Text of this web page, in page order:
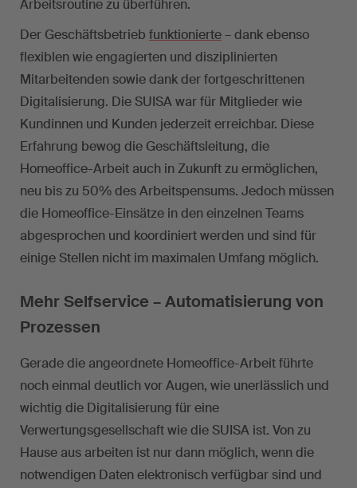
Arbeitsroutine zu überführen.
Der Geschäftsbetrieb funktionierte– dank ebenso
flexiblen wie engagierten und disziplinierten
Mitarbeitenden sowie dank der fortgeschrittenen
Digitalisierung. Die SUISA war für Mitglieder wie
Kundinnen und Kunden jederzeit erreichbar. Diese
Erfahrung bewog die Geschäftsleitung, die
Homeoffice-Arbeit auch in Zukunft zu ermöglichen,
neu bis zu 50% des Arbeitspensums. Jedoch müssen
die Homeoffice-Einsätze in den einzelnen Teams
abgesprochen und koordiniert werden und sind für
einige Stellen nicht im maximalen Umfang möglich.
Mehr Selfservice – Automatisierung von
Prozessen
Gerade die angeordnete Homeoffice-Arbeit führte
noch einmal deutlich vor Augen, wie unerlässlich und
wichtig die Digitalisierung für eine
Verwertungsgesellschaft wie die SUISA ist. Von zu
Hause aus arbeiten ist nur dann möglich, wenn die
notwendigen Daten elektronisch verfügbar sind und